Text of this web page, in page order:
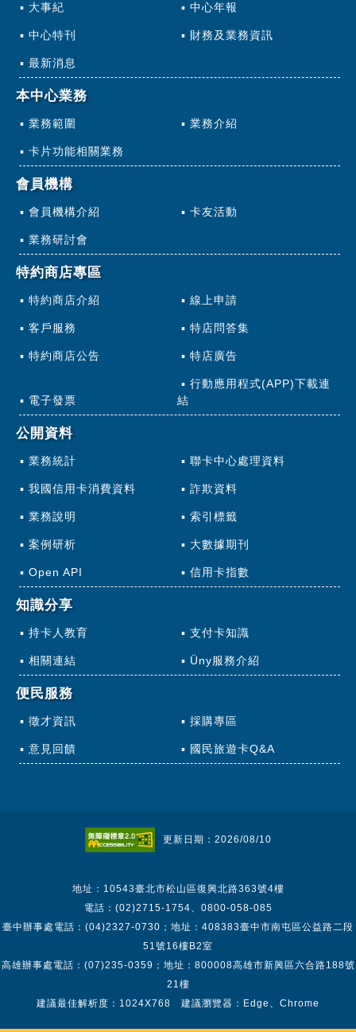
大事紀 中心年報
中心特刊 財務及業務資訊
最新消息
本中心業務
業務範圍 業務介紹
卡片功能相關業務
會員機構
會員機構介紹 卡友活動
業務研討會
特約商店專區
特約商店介紹 線上申請
客戶服務 特店問答集
特約商店公告 特店廣告
電子發票
行動應用程式(APP)下載連
結
公開資料
業務統計 聯卡中心處理資料
我國信用卡消費資料 詐欺資料
業務說明 索引標籤
案例研析 大數據期刊
Open API 信用卡指數
知識分享
持卡人教育 支付卡知識
相關連結 Üny服務介紹
便民服務
徵才資訊 採購專區
意見回饋 國民旅遊卡Q&A
更新日期：2026/08/10
地址：10543臺北市松山區復興北路363號4樓
電話：(02)2715-1754、0800-058-085
臺中辦事處電話：(04)2327-0730；地址：408383臺中市南屯區公益路二段
51號16樓B2室
高雄辦事處電話：(07)235-0359；地址：800008高雄市新興區六合路188號
21樓
建議最佳解析度：1024X768 建議瀏覽器：Edge、Chrome